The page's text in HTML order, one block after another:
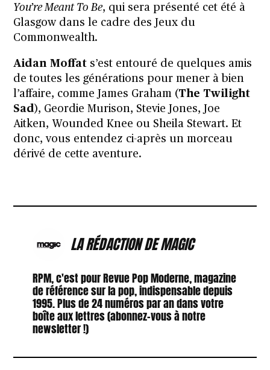
You’re Meant To Be, qui sera présenté cet été à
Glasgow dans le cadre des Jeux du
Commonwealth.
Aidan Moffat s’est entouré de quelques amis
de toutes les générations pour mener à bien
l’affaire, comme James Graham (The Twilight
Sad), Geordie Murison, Stevie Jones, Joe
Aitken, Wounded Knee ou Sheila Stewart. Et
donc, vous entendez ci-après un morceau
dérivé de cette aventure.
LA RÉDACTION DE MAGIC
RPM, c'est pour Revue Pop Moderne, magazine
de référence sur la pop, indispensable depuis
1995. Plus de 24 numéros par an dans votre
boîte aux lettres (abonnez-vous à notre
newsletter !)